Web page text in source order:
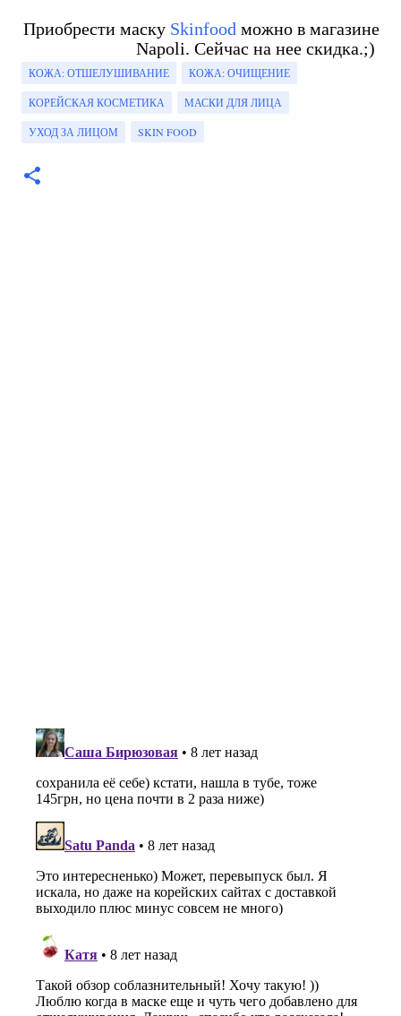
Приобрести маску Skinfood можно в магазине
Napoli. Сейчас на нее скидка.;)
КОЖА: ОТШЕЛУШИВАНИЕ КОЖА: ОЧИЩЕНИЕ
КОРЕЙСКАЯ КОСМЕТИКА МАСКИ ДЛЯ ЛИЦА
УХОД ЗА ЛИЦОМ SKIN FOOD